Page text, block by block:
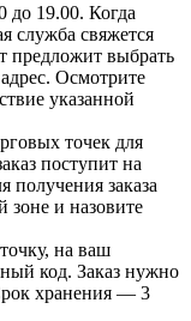
до 19.00. Когда
служба свяжется
предложит выбрать
Осмотрите
указанной
точек для
поступит на
получения заказа
зоне и назовите
на ваш
код. Заказ нужно
хранения — 3